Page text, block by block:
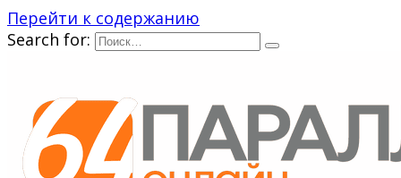
Перейти к содержанию
Search for: